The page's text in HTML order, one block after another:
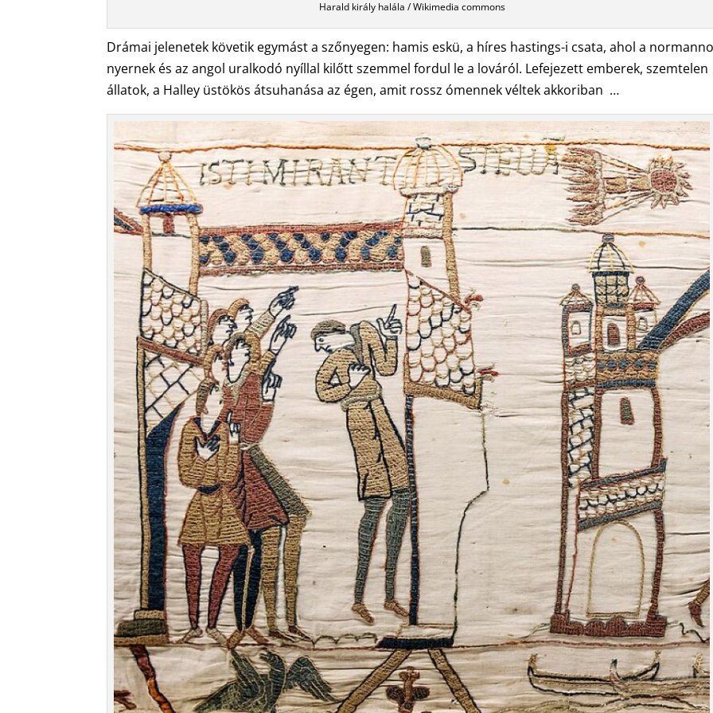
Harald király halála / Wikimedia commons
Drámai jelenetek követik egymást a szőnyegen: hamis eskü, a híres hastings-i csata, ahol a
nyernek és az angol uralkodó nyíllal kilőtt szemmel fordul le a lováról. Lefejezett emberek, szemtelen
állatok, a Halley üstökös átsuhanása az égen, amit rossz ómennek véltek akkoriban …